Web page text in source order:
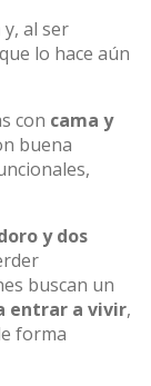
y, al ser
lo hace aún
con cama y
buena
y dos
buscan un
entrar a vivir,
forma